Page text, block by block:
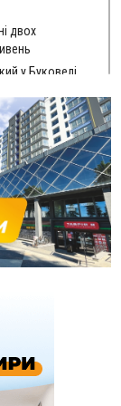
двох
у Буковелі
давньоруську
операцій
наїхав на
більше ніж 6
жінку
новобудов і